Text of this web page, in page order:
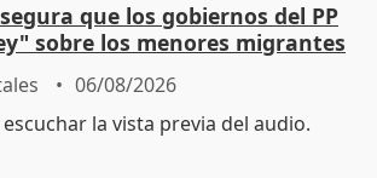
que los gobiernos del PP
sobre los menores migrantes
06/08/2026